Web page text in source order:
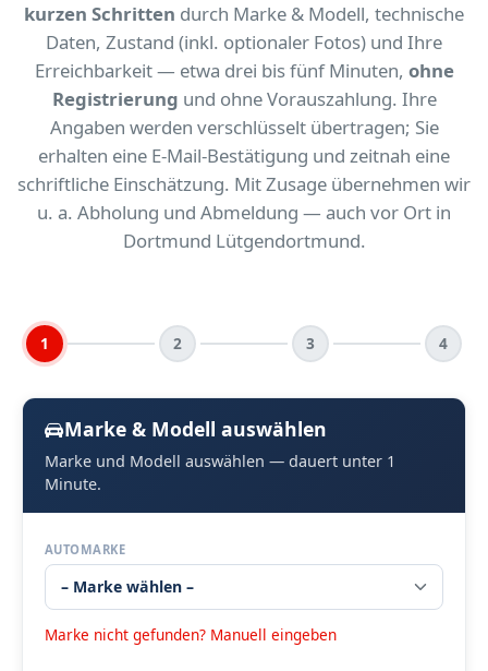
kurzen Schritten durch Marke & Modell, technische
Daten, Zustand (inkl. optionaler Fotos) und Ihre
Erreichbarkeit — etwa drei bis fünf Minuten, ohne
Registrierung und ohne Vorauszahlung. Ihre
Angaben werden verschlüsselt übertragen; Sie
erhalten eine E-Mail-Bestätigung und zeitnah eine
schriftliche Einschätzung. Mit Zusage übernehmen wir
u. a. Abholung und Abmeldung — auch vor Ort in
Dortmund Lütgendortmund.
1 2 3 4
Marke & Modell auswählen
Marke und Modell auswählen — dauert unter 1
Minute.
AUTOMARKE
Marke nicht gefunden? Manuell eingeben